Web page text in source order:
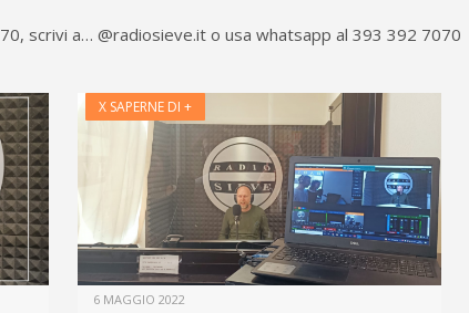
scrivi a… @radiosieve.it o usa whatsapp al 393 392 7070
X SAPERNE DI +
6 MAGGIO 2022